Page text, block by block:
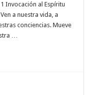
Invocación al Espíritu
a nuestra vida, a
conciencias. Mueve
…